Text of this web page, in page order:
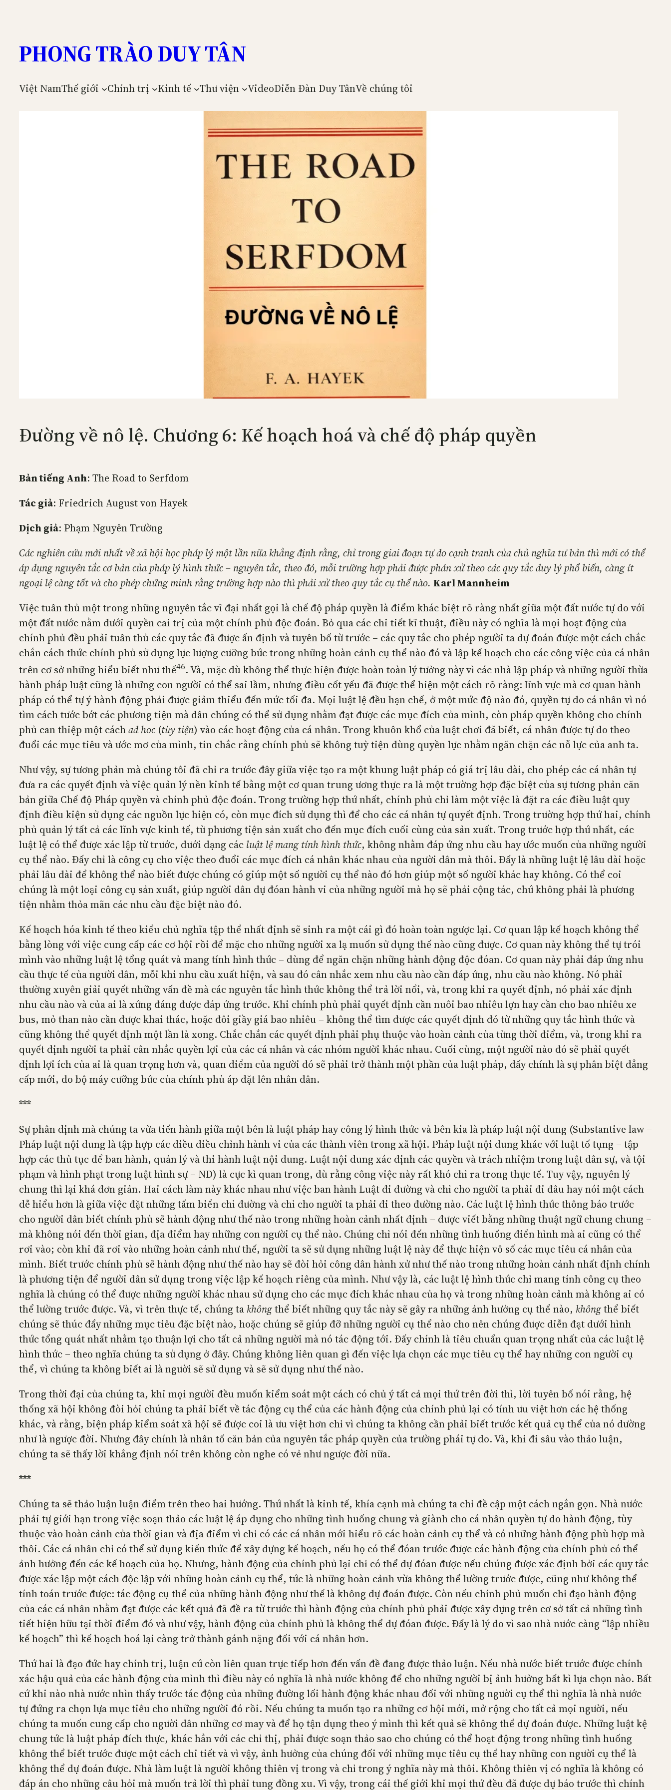
PHONG TRÀO DUY TÂN
Việt NamThế giới Chính trị Kinh tế Thư viện VideoDiễn Đàn Duy TânVề chúng tôi
Đường về nô lệ. Chương 6: Kế hoạch hoá và chế độ pháp quyền
Bản tiếng Anh: The Road to Serfdom
Tác giả: Friedrich August von Hayek
Dịch giả: Phạm Nguyên Trường
Các nghiên cứu mới nhất về xã hội học pháp lý một lần nữa khẳng định rằng, chỉ trong giai đoạn tự do cạnh tranh của chủ nghĩa tư bản thì mới có thể
áp dụng nguyên tắc cơ bản của pháp lý hình thức – nguyên tắc, theo đó, mỗi trường hợp phải được phán xử theo các quy tắc duy lý phổ biến, càng ít
ngoại lệ càng tốt và cho phép chứng minh rằng trường hợp nào thì phải xử theo quy tắc cụ thể nào. Karl Mannheim
Việc tuân thủ một trong những nguyên tắc vĩ đại nhất gọi là chế độ pháp quyền là điểm khác biệt rõ ràng nhất giữa một đất nước tự do với
một đất nước nằm dưới quyền cai trị của một chính phủ độc đoán. Bỏ qua các chi tiết kĩ thuật, điều này có nghĩa là mọi hoạt động của
chính phủ đều phải tuân thủ các quy tắc đã được ấn định và tuyên bố từ trước – các quy tắc cho phép người ta dự đoán được một cách chắc
chắn cách thức chính phủ sử dụng lực lượng cưỡng bức trong những hoàn cảnh cụ thể nào đó và lập kế hoạch cho các công việc của cá nhân
trên cơ sở những hiểu biết như thế46. Và, mặc dù không thể thực hiện được hoàn toàn lý tưởng này vì các nhà lập pháp và những người thừa
hành pháp luật cũng là những con người có thể sai lầm, nhưng điều cốt yếu đã được thể hiện một cách rõ ràng: lĩnh vực mà cơ quan hành
pháp có thể tự ý hành động phải được giảm thiểu đến mức tối đa. Mọi luật lệ đều hạn chế, ở một mức độ nào đó, quyền tự do cá nhân vì nó
tìm cách tước bớt các phương tiện mà dân chúng có thể sử dụng nhằm đạt được các mục đích của mình, còn pháp quyền không cho chính
phủ can thiệp một cáchad hoc (tùy tiện) vào các hoạt động của cá nhân. Trong khuôn khổ của luật chơi đã biết, cá nhân được tự do theo
đuổi các mục tiêu và ước mơ của mình, tin chắc rằng chính phủ sẽ không tuỳ tiện dùng quyền lực nhằm ngăn chặn các nỗ lực của anh ta.
Như vậy, sự tương phản mà chúng tôi đã chỉ ra trước đây giữa việc tạo ra một khung luật pháp có giá trị lâu dài, cho phép các cá nhân tự
đưa ra các quyết định và việc quản lý nền kinh tế bằng một cơ quan trung ương thực ra là một trường hợp đặc biệt của sự tương phản căn
bản giữa Chế độ Pháp quyền và chính phủ độc đoán. Trong trường hợp thứ nhất, chính phủ chỉ làm một việc là đặt ra các điều luật quy
định điều kiện sử dụng các nguồn lực hiện có, còn mục đích sử dụng thì để cho các cá nhân tự quyết định. Trong trường hợp thứ hai, chính
phủ quản lý tất cả các lĩnh vực kinh tế, từ phương tiện sản xuất cho đến mục đích cuối cùng của sản xuất. Trong trước hợp thứ nhất, các
luật lệ có thể được xác lập từ trước, dưới dạng các luật lệ mang tính hình thức, không nhằm đáp ứng nhu cầu hay ước muốn của những người
cụ thể nào. Đấy chỉ là công cụ cho việc theo đuổi các mục đích cá nhân khác nhau của người dân mà thôi. Đấy là những luật lệ lâu dài hoặc
phải lâu dài để không thể nào biết được chúng có giúp một số người cụ thể nào đó hơn giúp một số người khác hay không. Có thể coi
chúng là một loại công cụ sản xuất, giúp người dân dự đóan hành vi của những người mà họ sẽ phải cộng tác, chứ không phải là phương
tiện nhằm thỏa mãn các nhu cầu đặc biệt nào đó.
Kế hoạch hóa kinh tế theo kiểu chủ nghĩa tập thể nhất định sẽ sinh ra một cái gì đó hoàn toàn ngược lại. Cơ quan lập kế hoạch không thể
bằng lòng với việc cung cấp các cơ hội rồi để mặc cho những người xa lạ muốn sử dụng thế nào cũng được. Cơ quan này không thể tự trói
mình vào những luật lệ tổng quát và mang tính hình thức – dùng để ngăn chặn những hành động độc đóan. Cơ quan này phải đáp ứng nhu
cầu thực tế của người dân, mỗi khi nhu cầu xuất hiện, và sau đó cân nhắc xem nhu cầu nào cần đáp ứng, nhu cầu nào không. Nó phải
thường xuyên giải quyết những vấn đề mà các nguyên tắc hình thức không thể trả lời nổi, và, trong khi ra quyết định, nó phải xác định
nhu cầu nào và của ai là xứng đáng được đáp ứng trước. Khi chính phủ phải quyết định cần nuôi bao nhiêu lợn hay cần cho bao nhiêu xe
bus, mỏ than nào cần được khai thác, hoặc đôi giầy giá bao nhiêu – không thể tìm được các quyết định đó từ những quy tắc hình thức và
cũng không thể quyết định một lần là xong. Chắc chắn các quyết định phải phụ thuộc vào hoàn cảnh của từng thời điểm, và, trong khi ra
quyết định người ta phải cân nhắc quyền lợi của các cá nhân và các nhóm người khác nhau. Cuối cùng, một người nào đó sẽ phải quyết
định lợi ích của ai là quan trọng hơn và, quan điểm của người đó sẽ phải trở thành một phần của luật pháp, đấy chính là sự phân biệt đẳng
cấp mới, do bộ máy cưỡng bức của chính phủ áp đặt lên nhân dân.
***
Sự phân định mà chúng ta vừa tiến hành giữa một bên là luật pháp hay công lý hình thức và bên kia là pháp luật nội dung (Substantive law –
Pháp luật nội dung là tập hợp các điều điều chỉnh hành vi của các thành viên trong xã hội. Pháp luật nội dung khác với luật tố tụng – tập
hợp các thủ tục để ban hành, quản lý và thi hành luật nội dung. Luật nội dung xác định các quyền và trách nhiệm trong luật dân sự, và tội
phạm và hình phạt trong luật hình sự – ND) là cực kì quan trong, dù rằng công việc này rất khó chỉ ra trong thực tế. Tuy vậy, nguyên lý
chung thì lại khá đơn giản. Hai cách làm này khác nhau như việc ban hành Luật đi đường và chỉ cho người ta phải đi đâu hay nói một cách
dễ hiểu hơn là giữa việc đặt những tấm biển chỉ đường và chỉ cho người ta phải đi theo đường nào. Các luật lệ hình thức thông báo trước
cho người dân biết chính phủ sẽ hành động như thế nào trong những hoàn cảnh nhất định – được viết bằng những thuật ngữ chung chung –
mà không nói đến thời gian, địa điểm hay những con người cụ thể nào. Chúng chỉ nói đến những tình huống điển hình mà ai cũng có thể
rơi vào; còn khi đã rơi vào những hoàn cảnh như thế, người ta sẽ sử dụng những luật lệ này để thực hiện vô số các mục tiêu cá nhân của
mình. Biết trước chính phủ sẽ hành động như thế nào hay sẽ đòi hỏi công dân hành xử như thế nào trong những hoàn cảnh nhất định chính
là phương tiện để người dân sử dụng trong việc lập kế hoạch riêng của mình. Như vậy là, các luật lệ hình thức chỉ mang tính công cụ theo
nghĩa là chúng có thể được những người khác nhau sử dụng cho các mục đích khác nhau của họ và trong những hoàn cảnh mà không ai có
thể lường trước được. Và, vì trên thực tế, chúng ta khôngthể biết những quy tắc này sẽ gây ra những ảnh hưởng cụ thể nào, khôngthể biết
chúng sẽ thúc đẩy những mục tiêu đặc biệt nào, hoặc chúng sẽ giúp đỡ những người cụ thể nào cho nên chúng được diễn đạt dưới hình
thức tổng quát nhất nhằm tạo thuận lợi cho tất cả những người mà nó tác động tới. Đấy chính là tiêu chuẩn quan trọng nhất của các luật lệ
hình thức – theo nghĩa chúng ta sử dụng ở đây. Chúng không liên quan gì đến việc lựa chọn các mục tiêu cụ thể hay những con người cụ
thể, vì chúng ta không biết ai là người sẽ sử dụng và sẽ sử dụng như thế nào.
Trong thời đại của chúng ta, khi mọi người đều muốn kiểm soát một cách có chủ ý tất cả mọi thứ trên đời thì, lời tuyên bố nói rằng, hệ
thống xã hội không đòi hỏi chúng ta phải biết về tác động cụ thể của các hành động của chính phủ lại có tính ưu việt hơn các hệ thống
khác, và rằng, biện pháp kiểm soát xã hội sẽ được coi là ưu việt hơn chỉ vì chúng ta không cần phải biết trước kết quả cụ thể của nó dường
như là ngược đời. Nhưng đây chính là nhân tố căn bản của nguyên tắc pháp quyền của trường phái tự do. Và, khi đi sâu vào thảo luận,
chúng ta sẽ thấy lời khẳng định nói trên không còn nghe có vẻ như ngược đời nữa.
***
Chúng ta sẽ thảo luận luận điểm trên theo hai hướng. Thứ nhất là kinh tế, khía cạnh mà chúng ta chỉ đề cập một cách ngắn gọn. Nhà nước
phải tự giới hạn trong việc soạn thảo các luật lệ áp dụng cho những tình huống chung và giành cho cá nhân quyền tự do hành động, tùy
thuộc vào hoàn cảnh của thời gian và địa điểm vì chỉ có các cá nhân mới hiểu rõ các hoàn cảnh cụ thể và có những hành động phù hợp mà
thôi. Các cá nhân chỉ có thể sử dụng kiến thức để xây dựng kế hoạch, nếu họ có thể đóan trước được các hành động của chính phủ có thể
ảnh hưởng đến các kế hoạch của họ. Nhưng, hành động của chính phủ lại chỉ có thể dự đóan được nếu chúng được xác định bởi các quy tắc
được xác lập một cách độc lập với những hoàn cảnh cụ thể, tức là những hoàn cảnh vừa không thể lường trước được, cũng như không thể
tính toán trước được: tác động cụ thể của những hành động như thế là không dự đoán được. Còn nếu chính phủ muốn chỉ đạo hành động
của các cá nhân nhằm đạt được các kết quả đã đề ra từ trước thì hành động của chính phủ phải được xây dựng trên cơ sở tất cả những tình
tiết hiện hữu tại thời điểm đó và như vậy, hành động của chính phủ là không thể dự đóan được. Đấy là lý do vì sao nhà nước càng “lập nhiều
kế hoạch” thì kế hoạch hoá lại càng trở thành gánh nặng đối với cá nhân hơn.
Thứ hai là đạo đức hay chính trị, luận cứ còn liên quan trực tiếp hơn đến vấn đề đang được thảo luận. Nếu nhà nước biết trước được chính
xác hậu quả của các hành động của mình thì điều này có nghĩa là nhà nước không để cho những người bị ảnh hưởng bất kì lựa chọn nào. Bất
cứ khi nào nhà nước nhìn thấy trước tác động của những đường lối hành động khác nhau đối với những người cụ thể thì nghĩa là nhà nước
tự đứng ra chọn lựa mục tiêu cho những người đó rồi. Nếu chúng ta muốn tạo ra những cơ hội mới, mở rộng cho tất cả mọi người, nếu
chúng ta muốn cung cấp cho người dân những cơ may và để họ tận dụng theo ý mình thì kết quả sẽ không thể dự đoán được. Những luật kệ
chung tức là luật pháp đích thực, khác hẳn với các chỉ thị, phải được soạn thảo sao cho chúng có thể hoạt động trong những tình huống
không thể biết trước được một cách chi tiết và vì vậy, ảnh hưởng của chúng đối với những mục tiêu cụ thể hay những con người cụ thể là
không thể dự đoán được. Nhà làm luật là người không thiên vị trong và chỉ trong ý nghĩa này mà thôi. Không thiên vị có nghĩa là không có
đáp án cho những câu hỏi mà muốn trả lời thì phải tung đồng xu. Vì vậy, trong cái thế giới khi mọi thứ đều đã được dự báo trước thì chính